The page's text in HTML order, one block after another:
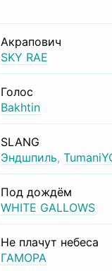
Акрапович
SKY RAE
Голос
Bakhtin
SLANG
Эндшпиль,
Под дождём
WHITE GALLOWS
Не плачут небеса
ГАМОРА